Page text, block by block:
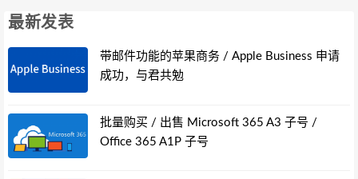
最新发表
带邮件功能的苹果商务 / Apple Business 申请
成功，与君共勉
批量购买 / 出售 Microsoft 365 A3 子号 /
Office 365 A1P 子号